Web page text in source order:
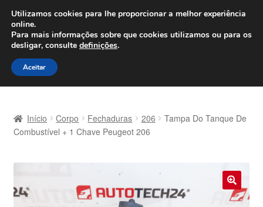
ENVIO a partir de 7 EUR
Seg-Sex, das 9h às 16h800 500 967
Ir
para
a
Saltar
para
o
Carrinho
Contato
Início Corpo Fechaduras 206
Tampa Do Tanque De
Combustível + 1 Chave Peugeot 206
🔍
Utilizamos cookies para lhe proporcionar a melhor experiência
online.
Para mais informações sobre que cookies utilizamos ou para os
desligar, consulte definições.
Aceitar